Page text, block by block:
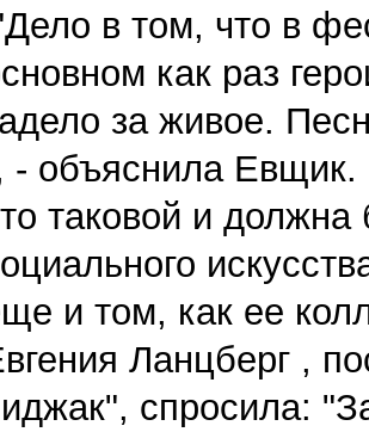
в том, что в
как раз
за живое.
- объяснила Евщик.
таковой и
и том, как ее
Ланцберг ,
спросила: